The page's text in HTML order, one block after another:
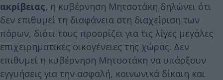
ακρίβειας, η κυβέρνηση Μητσοτάκη δηλώνει ότι
δεν επιθυμεί τη διαφάνεια στη διαχείριση των
πόρων, διότι τους προορίζει για τις λίγες μεγάλες
επιχειρηματικές οικογένειες της χώρας. Δεν
επιθυμεί η κυβέρνηση Μητσοτάκη να υπάρξουν
εγγυήσεις για την ασφαλή, κοινωνικά δίκαιη και